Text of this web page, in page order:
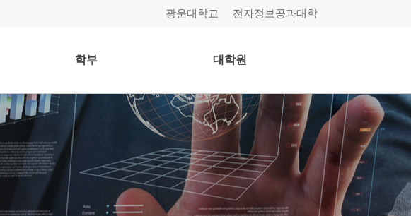
광운대학교 전자정보공과대학
학부 대학원